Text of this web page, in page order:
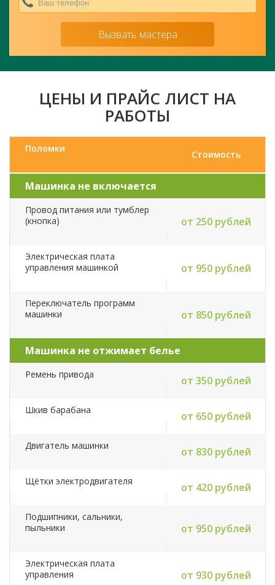
Вызвать мастера
ЦЕНЫ И ПРАЙС ЛИСТ НА
РАБОТЫ
Поломки
Стоимость
Машинка не включается
Провод питания или тумблер
(кнопка)
от 250 рублей
Электрическая плата
управления машинкой
от 950 рублей
Переключатель программ
машинки
от 850 рублей
Машинка не отжимает белье
Ремень привода от 350 рублей
Шкив барабана от 650 рублей
Двигатель машинки от 830 рублей
Щётки электродвигателя от 420 рублей
Подшипники, сальники,
пыльники
от 950 рублей
Электрическая плата
управления
от 930 рублей